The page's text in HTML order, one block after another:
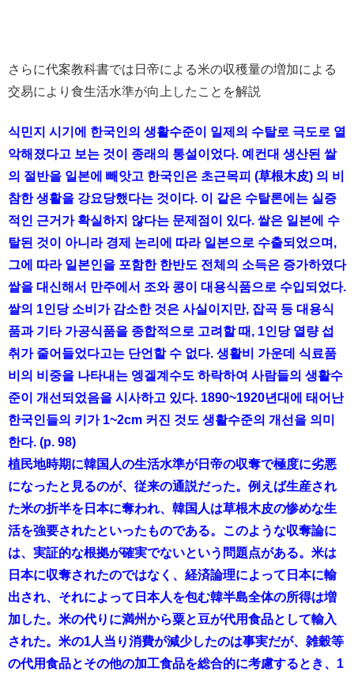
さらに代案教科書では日帝による米の収穫量の増加による
交易により食生活水準が向上したことを解説
식민지 시기에 한국인의 생활수준이 일제의 수탈로 극도로 열
악해졌다고 보는 것이 종래의 통설이었다. 예컨대 생산된 쌀
의 절반을 일본에 빼앗고 한국인은 초근목피 (草根木皮) 의 비
참한 생활을 강요당했다는 것이다. 이 같은 수탈론에는 실증
적인 근거가 확실하지 않다는 문제점이 있다. 쌀은 일본에 수
탈된 것이 아니라 경제 논리에 따라 일본으로 수출되었으며,
그에 따라 일본인을 포함한 한반도 전체의 소득은 증가하였다
쌀을 대신해서 만주에서 조와 콩이 대용식품으로 수입되었다.
쌀의 1인당 소비가 감소한 것은 사실이지만, 잡곡 등 대용식
품과 기타 가공식품을 종합적으로 고려할 때, 1인당 열량 섭
취가 줄어들었다고는 단언할 수 없다. 생활비 가운데 식료품
비의 비중을 나타내는 엥겔계수도 하락하여 사람들의 생활수
준이 개선되었음을 시사하고 있다. 1890~1920년대에 태어난
한국인들의 키가 1~2cm 커진 것도 생활수준의 개선을 의미
한다. (p. 98)
植民地時期に韓国人の生活水準が日帝の収奪で極度に劣悪
になったと見るのが、従来の通説だった。例えば生産され
た米の折半を日本に奪われ、韓国人は草根木皮の惨めな生
活を強要されたといったものである。このような収奪論に
は、実証的な根拠が確実でないという問題点がある。米は
日本に収奪されたのではなく、経済論理によって日本に輸
出され、それによって日本人を包む韓半島全体の所得は増
加した。米の代りに満州から粟と豆が代用食品として輸入
された。米の1人当り消費が減少したのは事実だが、雑穀等
の代用食品とその他の加工食品を総合的に考慮するとき、1